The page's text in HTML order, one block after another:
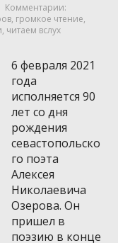
Комментарии:
, громкое чтение,
, читаем вслух
6 февраля 2021
года
исполняется 90
лет со дня
рождения
севастопольско
го поэта
Алексея
Николаевича
Озерова. Он
пришел в
поэзию в конце